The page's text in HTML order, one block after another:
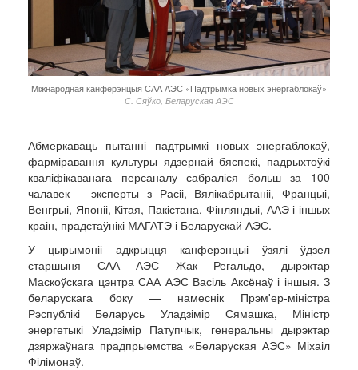
Міжнародная канферэнцыя САА АЭС «Падтрымка новых энергаблокаў»
С. Сяўко, Беларуская АЭС
Абмеркаваць пытанні падтрымкі новых энергаблокаў,
фарміравання культуры ядзернай бяспекі, падрыхтоўкі
кваліфікаванага персаналу сабраліся больш за 100
чалавек – эксперты з Расіі, Вялікабрытаніі, Францыі,
Венгрыі, Японіі, Кітая, Пакістана, Фінляндыі, ААЭ і іншых
краін, прадстаўнікі МАГАТЭ і Беларускай АЭС.
У цырымоніі адкрыцця канферэнцыі ўзялі ўдзел
старшыня САА АЭС Жак Регальдо, дырэктар
Маскоўскага цэнтра САА АЭС Васіль Аксёнаў і іншыя. З
беларускага боку — намеснік Прэм'ер-міністра
Рэспублікі Беларусь Уладзімір Сямашка, Міністр
энергетыкі Уладзімір Патупчык, генеральны дырэктар
дзяржаўнага прадпрыемства «Беларуская АЭС» Міхаіл
Філімонаў.